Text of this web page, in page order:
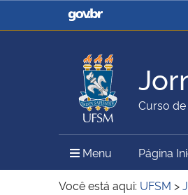
Casa Civil
Ministério da Agricultura,
Pecuária e Abastecimento
Ministério do Meio Ambiente
Curso
Menu MenuPágina
Você está aqui: UFSM >